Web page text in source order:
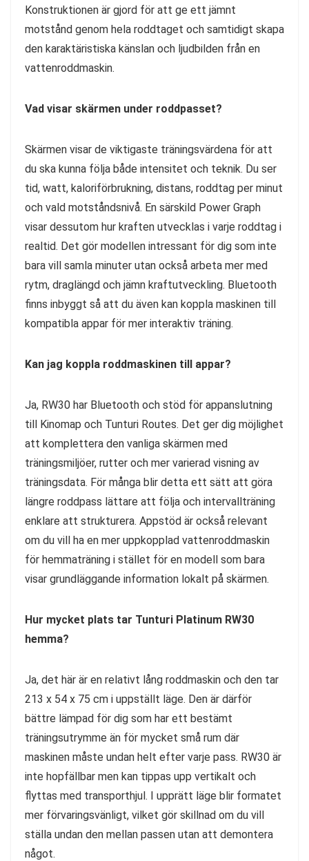
Konstruktionen är gjord för att ge ett jämnt
motstånd genom hela roddtaget och samtidigt skapa
den karaktäristiska känslan och ljudbilden från en
vattenroddmaskin.
Vad visar skärmen under roddpasset?
Skärmen visar de viktigaste träningsvärdena för att
du ska kunna följa både intensitet och teknik. Du ser
tid, watt, kaloriförbrukning, distans, roddtag per minut
och vald motståndsnivå. En särskild Power Graph
visar dessutom hur kraften utvecklas i varje roddtag i
realtid. Det gör modellen intressant för dig som inte
bara vill samla minuter utan också arbeta mer med
rytm, draglängd och jämn kraftutveckling. Bluetooth
finns inbyggt så att du även kan koppla maskinen till
kompatibla appar för mer interaktiv träning.
Kan jag koppla roddmaskinen till appar?
Ja, RW30 har Bluetooth och stöd för appanslutning
till Kinomap och Tunturi Routes. Det ger dig möjlighet
att komplettera den vanliga skärmen med
träningsmiljöer, rutter och mer varierad visning av
träningsdata. För många blir detta ett sätt att göra
längre roddpass lättare att följa och intervallträning
enklare att strukturera. Appstöd är också relevant
om du vill ha en mer uppkopplad vattenroddmaskin
för hemmaträning i stället för en modell som bara
visar grundläggande information lokalt på skärmen.
Hur mycket plats tar Tunturi Platinum RW30
hemma?
Ja, det här är en relativt lång roddmaskin och den tar
213 x 54 x 75 cm i uppställt läge. Den är därför
bättre lämpad för dig som har ett bestämt
träningsutrymme än för mycket små rum där
maskinen måste undan helt efter varje pass. RW30 är
inte hopfällbar men kan tippas upp vertikalt och
flyttas med transporthjul. I upprätt läge blir formatet
mer förvaringsvänligt, vilket gör skillnad om du vill
ställa undan den mellan passen utan att demontera
något.